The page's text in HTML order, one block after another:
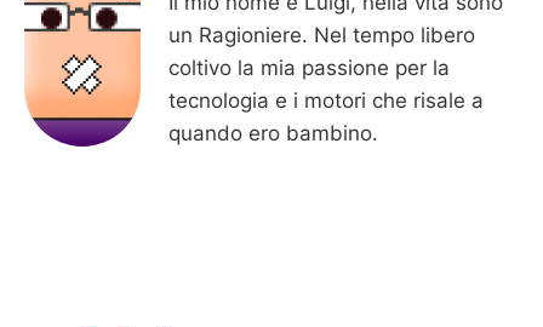
un Ragioniere. Nel tempo libero
coltivo la mia passione per la
tecnologia e i motori che risale a
quando ero bambino.